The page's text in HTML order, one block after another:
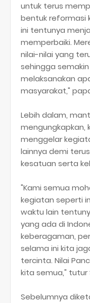
untuk terus
bentuk reformasi
ini tentunya
memperbaiki.
nilai-nilai yang
sehingga
melaksanakan
masyarakat,"
Lebih dalam,
mengungkapkan,
menggelar
lainnya demi
kesatuan serta
"Kami semua
kegiatan seperti
waktu lain
yang ada di
keberagaman,
selama ini kita
tercinta. Nilai
kita semua," tutur
Sebelumnya